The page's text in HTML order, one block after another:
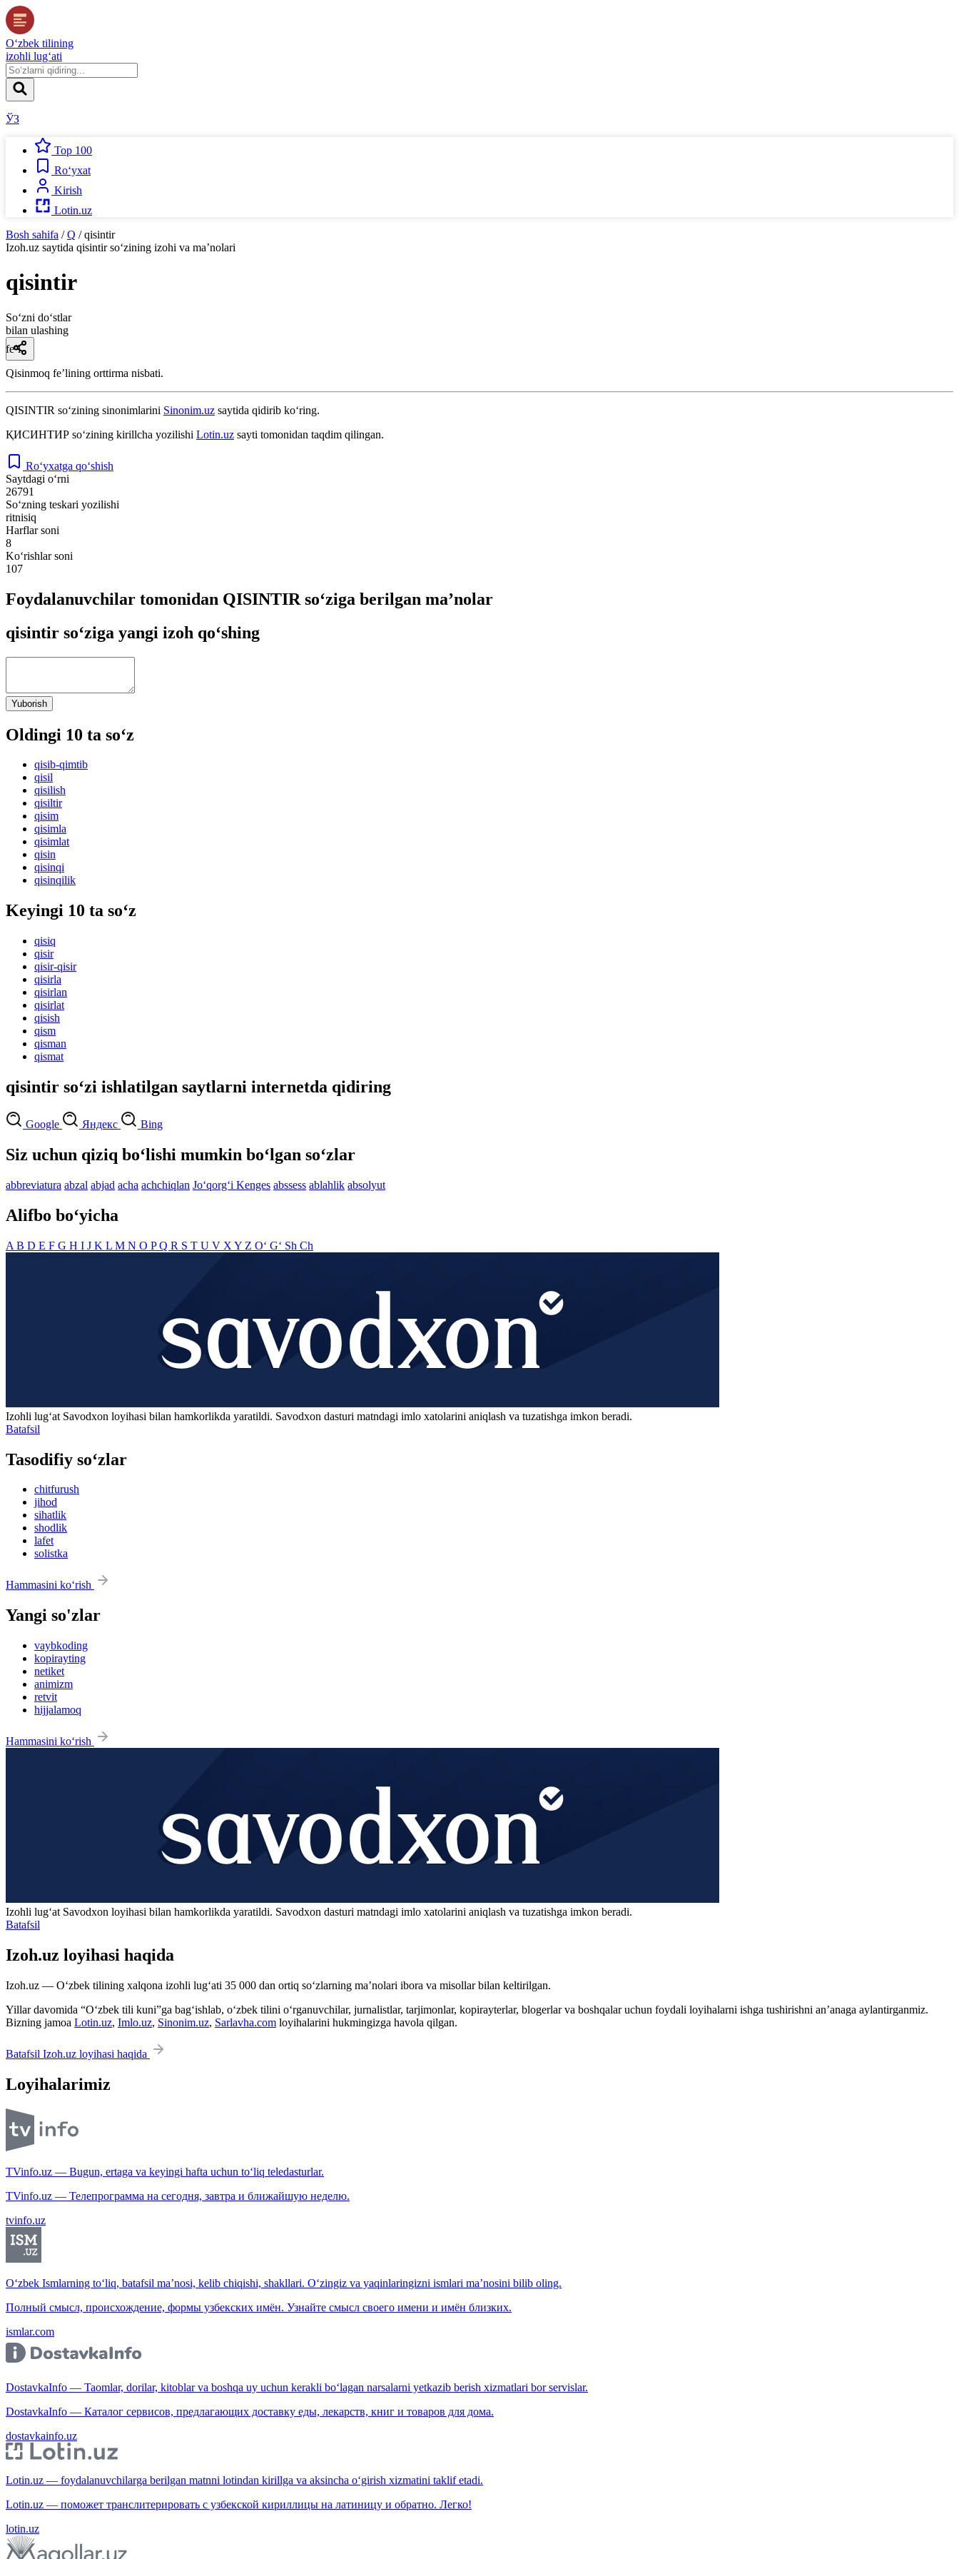
O‘zbek tilining
izohli lug‘ati
ЎЗ
Top 100
Ro‘yxat
Kirish
Lotin.uz
Bosh sahifa / Q / qisintir
Izoh.uz saytida qisintirso‘zining izohi va ma’nolari
qisintir
So‘zni do‘stlar
bilan ulashing
fe’l
Qisinmoq feʼlining orttirma nisbati.
QISINTIR so‘zining sinonimlarini Sinonim.uz saytida qidirib ko‘ring.
ҚИСИНТИР so‘zining kirillcha yozilishi Lotin.uz sayti tomonidan taqdim qilingan.
Ro‘yxatga qo‘shish
Saytdagi o‘rni
26791
So‘zning teskari yozilishi
ritnisiq
Harflar soni
8
Ko‘rishlar soni
107
Foydalanuvchilar tomonidan QISINTIR so‘ziga berilgan ma’nolar
qisintir so‘ziga yangi izoh qo‘shing
Yuborish
Oldingi 10 ta so‘z
qisib-qimtib
qisil
qisilish
qisiltir
qisim
qisimla
qisimlat
qisin
qisinqi
qisinqilik
Keyingi 10 ta so‘z
qisiq
qisir
qisir-qisir
qisirla
qisirlan
qisirlat
qisish
qism
qisman
qismat
qisintir so‘zi ishlatilgan saytlarni internetda qidiring
Google Яндекс Bing
Siz uchun qiziq bo‘lishi mumkin bo‘lgan so‘zlar
abbreviatura abzal abjad acha achchiqlan Jo‘qorg‘i Kenges abssess ablahlik absolyut
Alifbo bo‘yicha
A B D E F G H I J K L M N O PQ R S T U V X Y Z O‘ G‘ Sh Ch
Izohli lugʻat Savodxon loyihasi bilan hamkorlikda yaratildi. Savodxon dasturi matndagi imlo xatolarini aniqlash va tuzatishga imkon beradi.
Batafsil
Tasodifiy so‘zlar
chitfurush
jihod
sihatlik
shodlik
lafet
solistka
Hammasini ko‘rish
Yangi so'zlar
vaybkoding
kopirayting
netiket
animizm
retvit
hijjalamoq
Hammasini ko‘rish
Izohli lugʻat Savodxon loyihasi bilan hamkorlikda yaratildi. Savodxon dasturi matndagi imlo xatolarini aniqlash va tuzatishga imkon beradi.
Batafsil
Izoh.uz loyihasi haqida
Izoh.uz — O‘zbek tilining xalqona izohli lug‘ati 35 000 dan ortiq so‘zlarning ma’nolari ibora va misollar bilan keltirilgan.
Yillar davomida “O‘zbek tili kuni”ga bag‘ishlab, o‘zbek tilini o‘rganuvchilar, jurnalistlar, tarjimonlar, kopirayterlar, blogerlar va boshqalar uchun foydali loyihalarni ishga tushirishni an’anaga aylantirganmiz.
Bizning jamoa Lotin.uz, Imlo.uz, Sinonim.uz, Sarlavha.com loyihalarini hukmingizga havola qilgan.
Batafsil Izoh.uz loyihasi haqida
Loyihalarimiz
TVinfo.uz — Bugun, ertaga va keyingi hafta uchun to‘liq teledasturlar.
TVinfo.uz — Телепрограмма на сегодня, завтра и ближайшую неделю.
tvinfo.uz
O‘zbek Ismlarning to‘liq, batafsil ma’nosi, kelib chiqishi, shakllari. O‘zingiz va yaqinlaringizni ismlari ma’nosini bilib oling.
Полный смысл, происхождение, формы узбекских имён. Узнайте смысл своего имени и имён близких.
ismlar.com
DostavkaInfo — Taomlar, dorilar, kitoblar va boshqa uy uchun kerakli bo‘lagan narsalarni yetkazib berish xizmatlari bor servislar.
DostavkaInfo — Каталог сервисов, предлагающих доставку еды, лекарств, книг и товаров для дома.
dostavkainfo.uz
Lotin.uz — foydalanuvchilarga berilgan matnni lotindan kirillga va aksincha o‘girish xizmatini taklif etadi.
Lotin.uz — поможет транслитерировать с узбекской кириллицы на латиницу и обратно. Легко!
lotin.uz